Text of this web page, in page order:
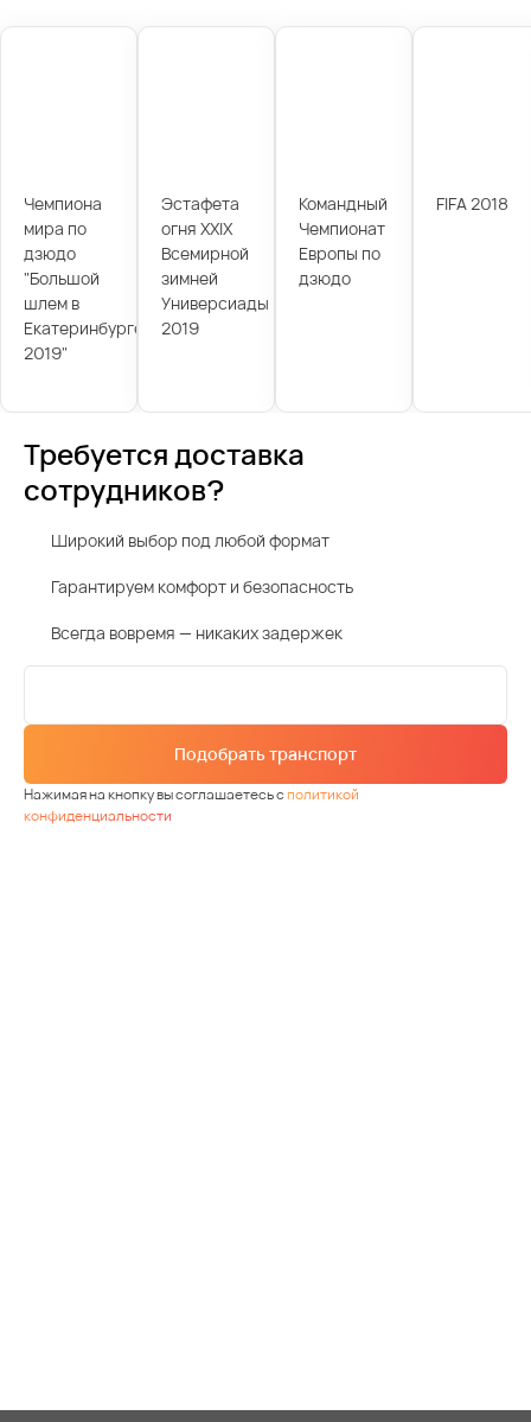
Чемпиона
мира по
дзюдо
"Большой
шлем в
Екатеринбурге
2019"
Эстафета
огня XXIX
Всемирной
зимней
Универсиады
2019
Командный
Чемпионат
Европы по
дзюдо
FIFA 2018
Требуется доставка
сотрудников?
Широкий выбор под любой формат
Гарантируем комфорт и безопасность
Всегда вовремя — никаких задержек
Подобрать транспорт
Нажимая на кнопку вы соглашаетесь сполитикой
конфиденциальности